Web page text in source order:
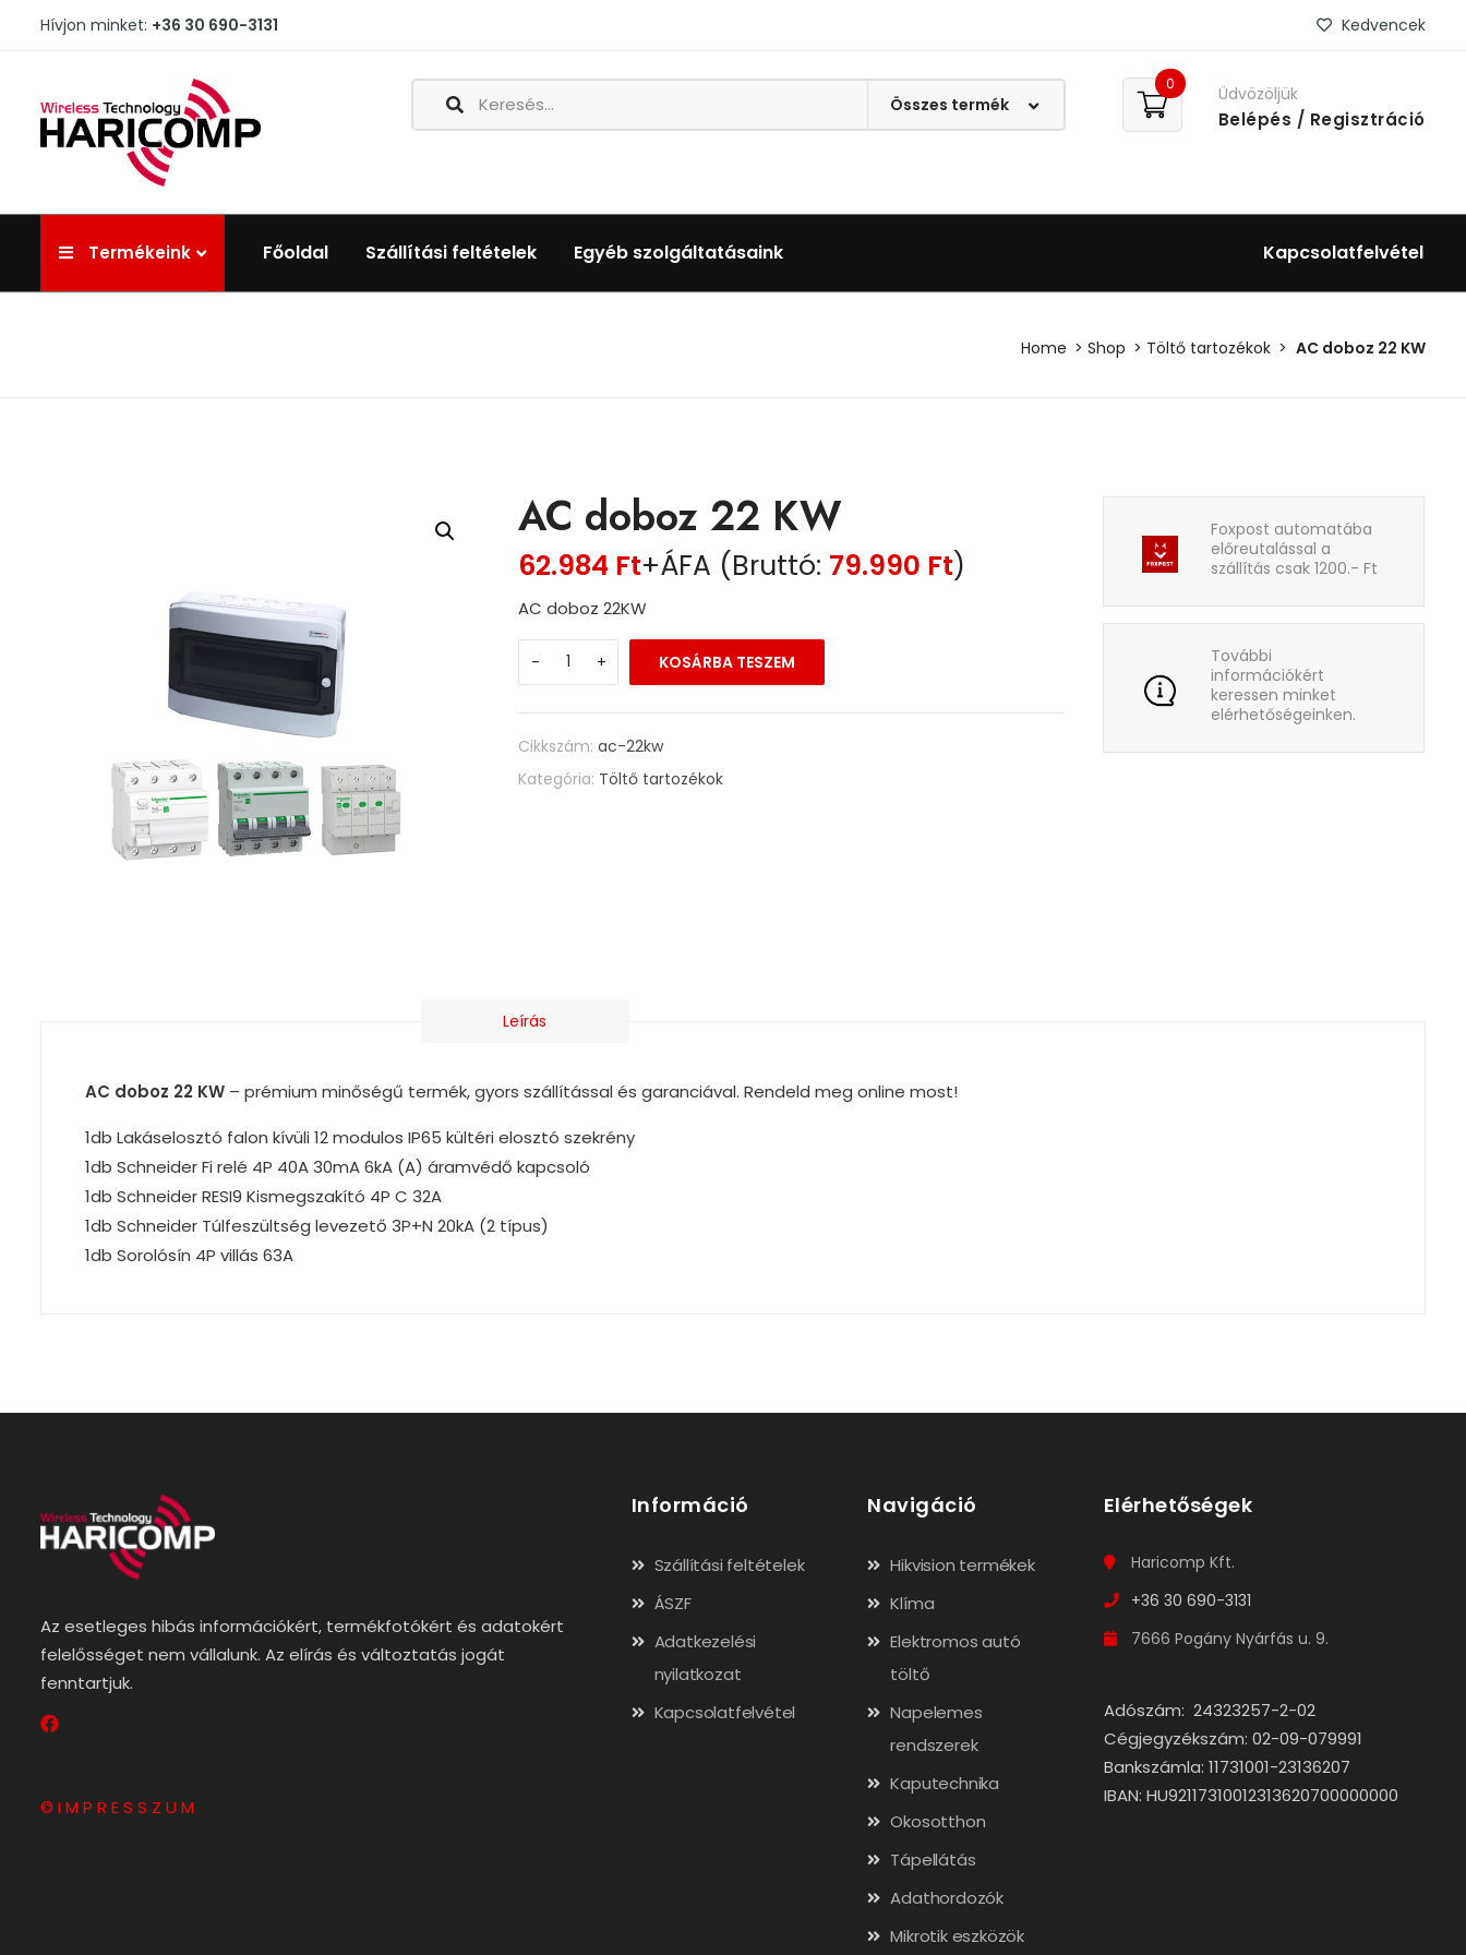
Hívjon minket: +36 30 690-3131 Kedvencek
0 Üdvözöljük
Belépés / Regisztráció
Termékeink Főoldal Szállítási feltételek Egyéb szolgáltatásaink Kapcsolatfelvétel
Home Shop Töltő tartozékok AC doboz 22 KW
AC doboz 22 KW
62.984 Ft+ÁFA (Bruttó: 79.990 Ft)
AC doboz 22KW
- + KOSÁRBA TESZEM
Cikkszám:ac-22kw
Kategória: Töltő tartozékok
Foxpost automatába
előreutalással a
szállítás csak 1200.- Ft
További
információkért
keressen minket
elérhetőségeinken.
Leírás
AC doboz 22 KW – prémium minőségű termék, gyors szállítással és garanciával. Rendeld meg online most!
1db Lakáselosztó falon kívüli 12 modulos IP65 kültéri elosztó szekrény
1db Schneider Fi relé 4P 40A 30mA 6kA (A) áramvédő kapcsoló
1db Schneider RESI9 Kismegszakító 4P C 32A
1db Schneider Túlfeszültség levezető 3P+N 20kA (2 típus)
1db Sorolósín 4P villás 63A
Az esetleges hibás információkért, termékfotókért és adatokért
felelősséget nem vállalunk. Az elírás és változtatás jogát
fenntartjuk.
© I M P R E S S Z U M
Információ
Szállítási feltételek
ÁSZF
Adatkezelési
nyilatkozat
Kapcsolatfelvétel
Navigáció
Hikvision termékek
Klíma
Elektromos autó
töltő
Napelemes
rendszerek
Kaputechnika
Okosotthon
Tápellátás
Adathordozók
Mikrotik eszközök
Elérhetőségek
Haricomp Kft.
+36 30 690-3131
7666 Pogány Nyárfás u. 9.
Adószám: 24323257-2-02
Cégjegyzékszám: 02-09-079991
Bankszámla: 11731001-23136207
IBAN: HU92117310012313620700000000